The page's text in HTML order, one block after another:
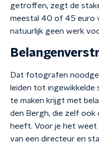
getroffen, zegt de
meestal 40 of 45 euro
natuurlijk geen werk
Dat fotografen
leiden tot ingewikkelde
te maken krijgt met
den Bergh, die zelf ook
heeft. Voor je het weet
van een directeur en